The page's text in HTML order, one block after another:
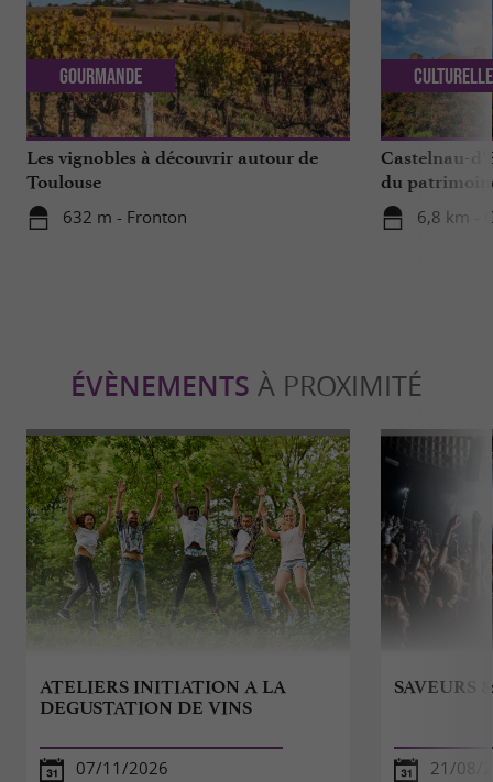
Les vignobles à découvrir autour de
Toulouse
632 m - Fronton
Gourmande
Castelnau-
du
6,8 km -
Culturelle
ÉVÈNEMENTS À PROXIMITÉ
ATELIERS INITIATION A LA
DEGUSTATION DE VINS
07/11/2026
SAVEURS
21/08/